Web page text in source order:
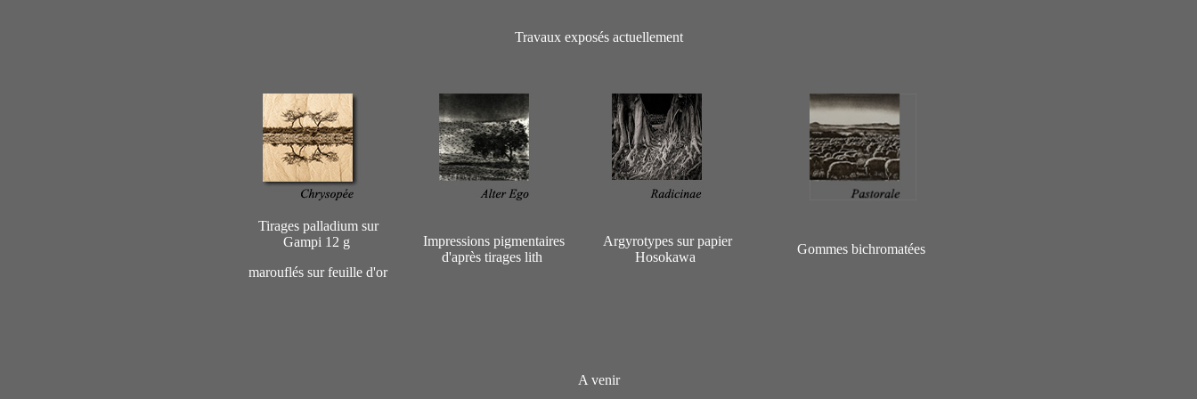
Travaux exposés actuellement
Tirages palladium sur
Gampi 12 g
marouflés sur feuille d'or
Impressions pigmentaires
d'après tirages lith
Argyrotypes sur papier
Hosokawa
Gommes bichromatées
A venir